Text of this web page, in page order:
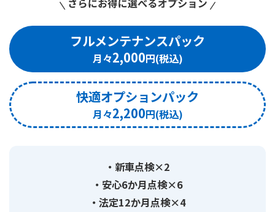
フルメンテナンスパック
2,000
快適オプションパック
2,200
新車点検×2
安心6か月点検×6
法定12か月点検×4